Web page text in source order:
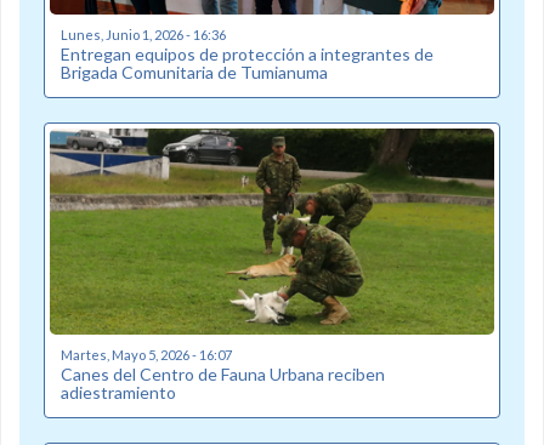
Lunes, Junio 1, 2026 - 16:36
Entregan equipos de protección a integrantes de
Brigada Comunitaria de Tumianuma
Martes, Mayo 5, 2026 - 16:07
Canes del Centro de Fauna Urbana reciben
adiestramiento